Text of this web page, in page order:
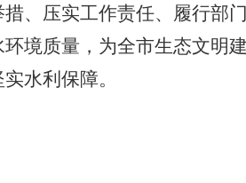
、压实工作责任、 履行部
境质量，为全市生态文明
实水利 保障。